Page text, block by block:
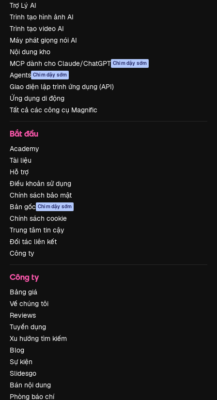
Trợ Lý AI
Trình tạo hình ảnh AI
Trình tạo video AI
Máy phát giọng nói AI
Nội dung kho
MCP dành cho Claude/ChatGPT Chim dậy sớm
Agents Chim dậy sớm
Giao diện lập trình ứng dụng (API)
Ứng dụng di động
Tất cả các công cụ Magnific
Bắt đầu
Academy
Tài liệu
Hỗ trợ
Điều khoản sử dụng
Chính sách bảo mật
Bản gốc Chim dậy sớm
Chính sách cookie
Trung tâm tin cậy
Đối tác liên kết
Công ty
Công ty
Bảng giá
Về chúng tôi
Reviews
Tuyển dụng
Xu hướng tìm kiếm
Blog
Sự kiện
Slidesgo
Bán nội dung
Phòng báo chí